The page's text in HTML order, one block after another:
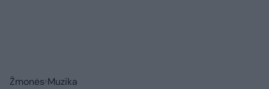
Žmonės Muzika